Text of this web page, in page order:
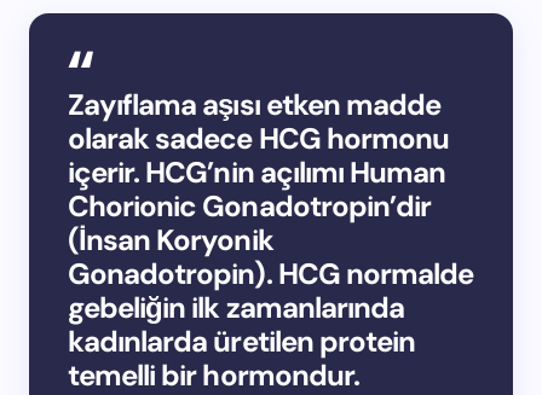
Zayıflama aşısı etken madde
olarak sadece HCG hormonu
içerir. HCG’nin açılımı Human
Chorionic Gonadotropin’dir
(İnsan Koryonik
Gonadotropin). HCG normalde
gebeliğin ilk zamanlarında
kadınlarda üretilen protein
temelli bir hormondur.